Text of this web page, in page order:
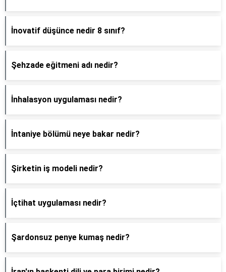
İnovatif düşünce nedir 8 sınıf?
Şehzade eğitmeni adı nedir?
İnhalasyon uygulaması nedir?
İntaniye bölümü neye bakar nedir?
Şirketin iş modeli nedir?
İçtihat uygulaması nedir?
Şardonsuz penye kumaş nedir?